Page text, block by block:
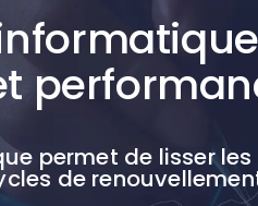
permet de lisser
de